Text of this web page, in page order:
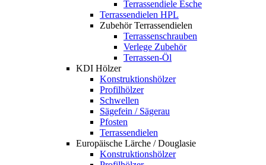
Terrassendiele Esche
Terrassendielen HPL
Zubehör Terrassendielen
Terrassenschrauben
Verlege Zubehör
Terrassen-Öl
KDI Hölzer
Konstruktionshölzer
Profilhölzer
Schwellen
Sägefein / Sägerau
Pfosten
Terrassendielen
Europäische Lärche / Douglasie
Konstruktionshölzer